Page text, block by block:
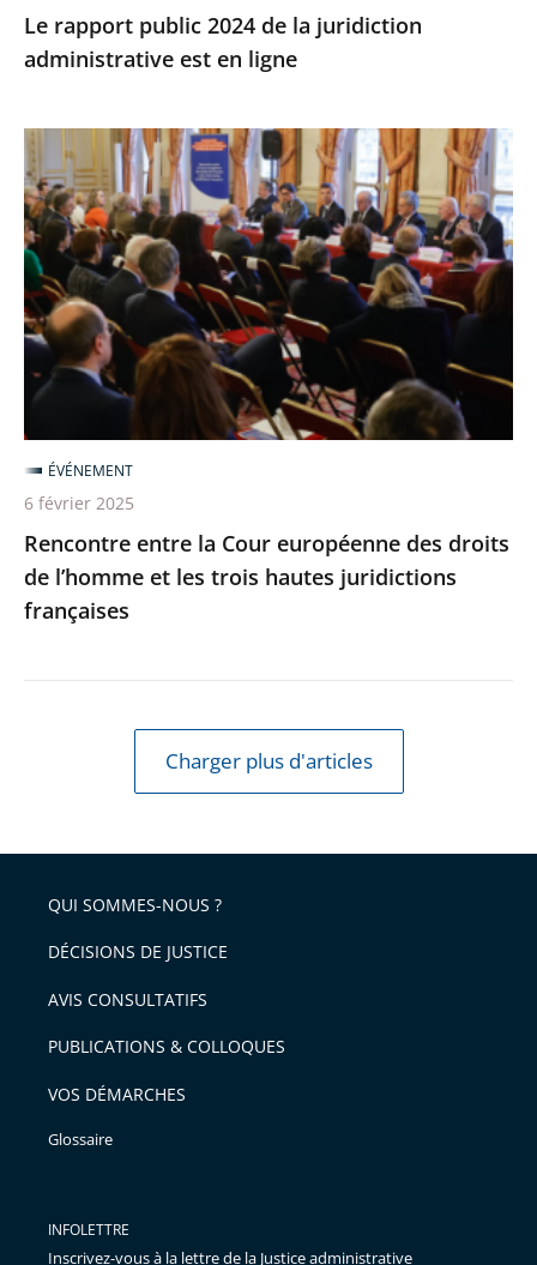
Le rapport public 2024 de la juridiction
administrative est en ligne
Rencontre
entre
la
Cour
européenne
des
droits
de
et
les
trois
hautes
juridictions
françaises
Rencontre entre la Cour européenne des droits
de l’homme et les trois hautes juridictions
françaises
ÉVÉNEMENT
6 février 2025
Charger plus d'articles
QUI SOMMES-NOUS ?
DÉCISIONS DE JUSTICE
AVIS CONSULTATIFS
PUBLICATIONS & COLLOQUES
VOS DÉMARCHES
Glossaire
INFOLETTRE
Inscrivez-vous à la lettre de la Justice administrative